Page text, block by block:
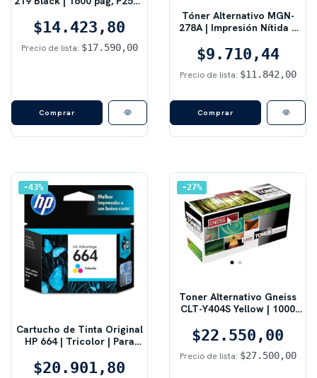
$14.423,80
Precio de lista: $17.590,00
Tóner Alternativo MGN-
278A | Impresión Nítida y
Compatible con HP 78A
(CE278A)
$9.710,44
Precio de lista: $11.842,00
43%
Cartucho de Tinta Original
HP 664 | Tricolor | Para
Advantage
$20.901,80
27%
Toner Alternativo Gneiss
CLT-Y404S Yellow | 1000
Amarillo
$22.550,00
Precio de lista: $27.500,00